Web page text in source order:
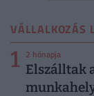
VÁLLALKOZÁS
1 2 hónapja
Elszálltak